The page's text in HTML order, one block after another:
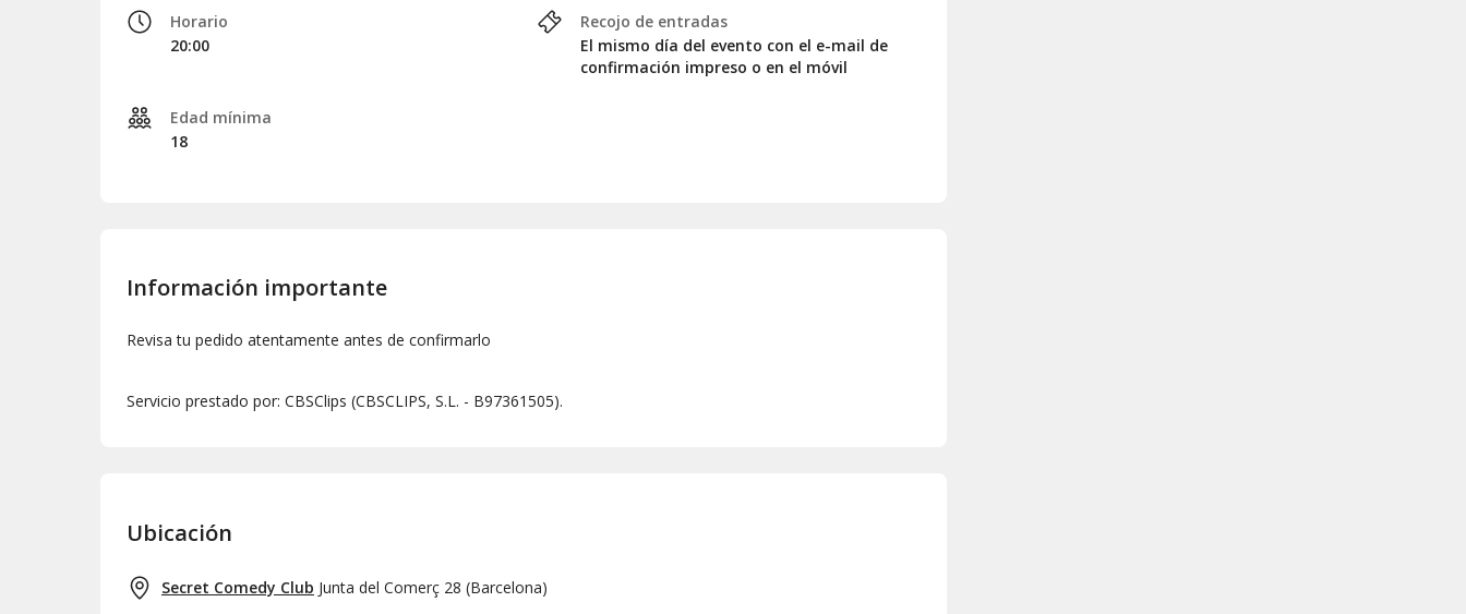
Horario
20:00
Edad mínima
18
Recojo de entradas
El mismo día del evento con el e-mail de
confirmación impreso o en el móvil
Información importante
Revisa tu pedido atentamente antes de confirmarlo
Servicio prestado por: CBSClips (CBSCLIPS, S.L. - B97361505).
Ubicación
Secret Comedy Club Junta del Comerç 28 (Barcelona)